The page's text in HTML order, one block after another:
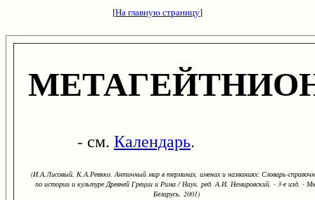
[На главную страницу]
- см. Календарь.
(И.А.Лисовый, К.А.Ревяко. Античный мир в терминах, именах и названиях: Словарь-
по истории и культуре Древней Греции и Рима / Науч. ред. А.И. Немировский. - 3-е изд. -
Беларусь, 2001)